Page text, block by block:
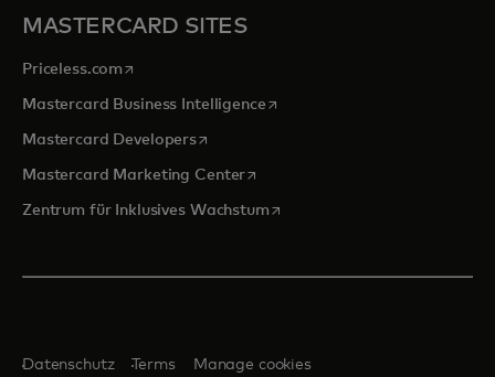
MASTERCARD SITES
Priceless.com wird in einer neuen Registerkarte geöffnet
Mastercard Business Intelligencewird in einer neuen
Mastercard Developerswird in einer neuen Registerkarte
Mastercard Marketing Centerwird in einer neuen
Zentrum für Inklusives Wachstumwird in einer neuen
Datenschutz Terms Manage cookies